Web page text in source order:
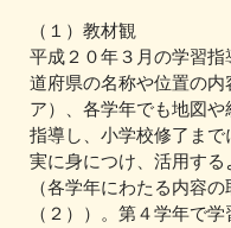
（１）教材観
平成２０年３月の学習
道府県の名称や位置の内
ア）、各学年でも地図
指導し、小学校修了ま
実に身につけ、活用す
（各学年にわたる内容
（２））。第４学年で